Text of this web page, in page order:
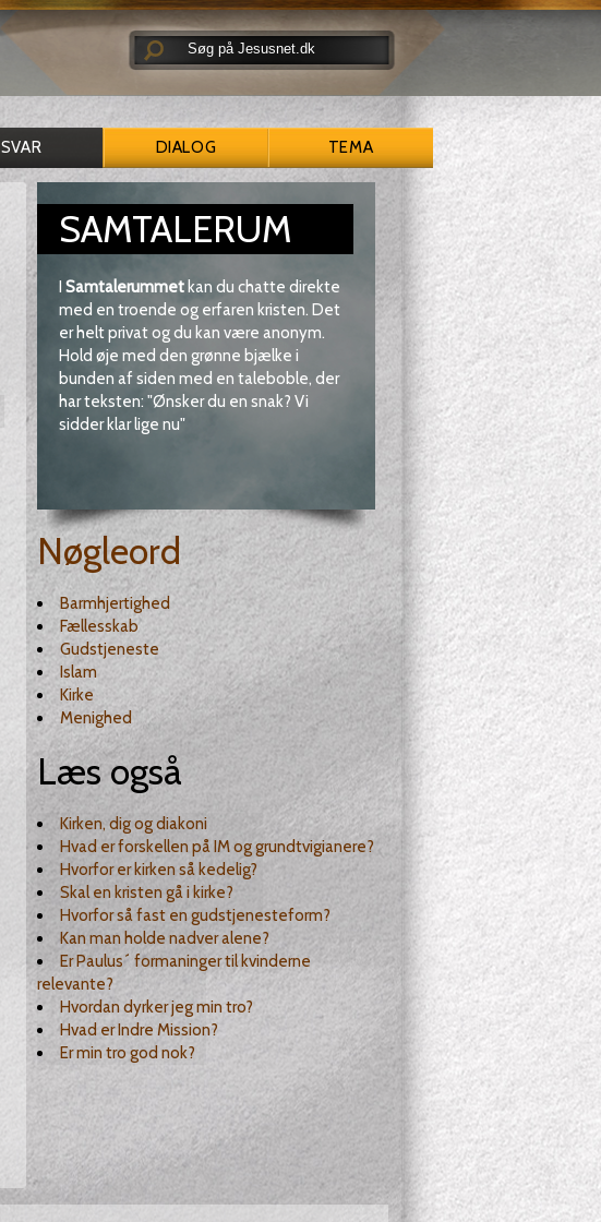
SVAR DIALOG TEMA
SAMTALERUM
I Samtalerummetkan du chatte direkte
med en troende og erfaren kristen. Det
er helt privat og du kan være anonym.
Hold øje med den grønne bjælke i
bunden af siden med en taleboble, der
har teksten: "Ønsker du en snak? Vi
sidder klar lige nu"
Nøgleord
Barmhjertighed
Fællesskab
Gudstjeneste
Islam
Kirke
Menighed
Læs også
Kirken, dig og diakoni
Hvad er forskellen på IM og grundtvigianere?
Hvorfor er kirken så kedelig?
Skal en kristen gå i kirke?
Hvorfor så fast en gudstjenesteform?
Kan man holde nadver alene?
Er Paulus´ formaninger til kvinderne
relevante?
Hvordan dyrker jeg min tro?
Hvad er Indre Mission?
Er min tro god nok?